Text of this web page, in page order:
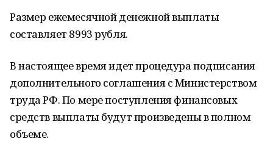
Размер ежемесячной денежной выплаты
составляет 8993 рубля.
В настоящее время идет процедура подписания
дополнительного соглашения с Министерством
труда РФ. По мере поступления финансовых
средств выплаты будут произведены в полном
объеме.